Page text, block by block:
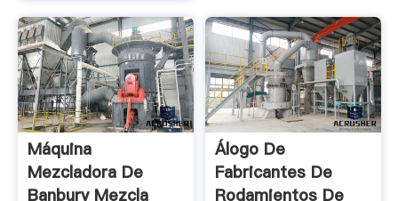
Máquina
Mezcladora De
Banbury Mezcla
Álogo De
Fabricantes De
Rodamientos De